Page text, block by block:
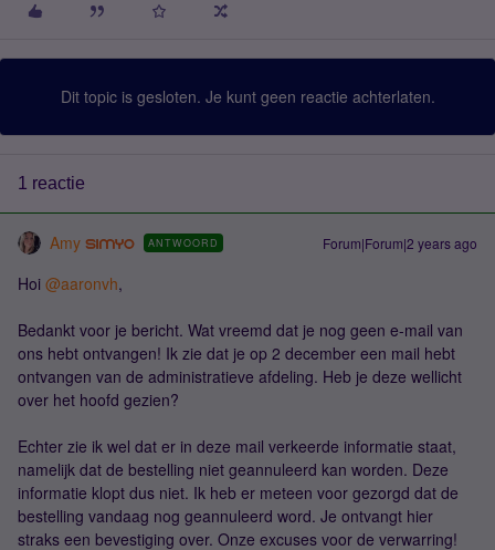
Dit topic is gesloten. Je kunt geen reactie achterlaten.
1 reactie
Amy ANTWOORD Forum|Forum|2 years ago
Hoi @aaronvh,
Bedankt voor je bericht. Wat vreemd dat je nog geen e-mail van
ons hebt ontvangen! Ik zie dat je op 2 december een mail hebt
ontvangen van de administratieve afdeling. Heb je deze wellicht
over het hoofd gezien?
Echter zie ik wel dat er in deze mail verkeerde informatie staat,
namelijk dat de bestelling niet geannuleerd kan worden. Deze
informatie klopt dus niet. Ik heb er meteen voor gezorgd dat de
bestelling vandaag nog geannuleerd word. Je ontvangt hier
straks een bevestiging over. Onze excuses voor de verwarring!